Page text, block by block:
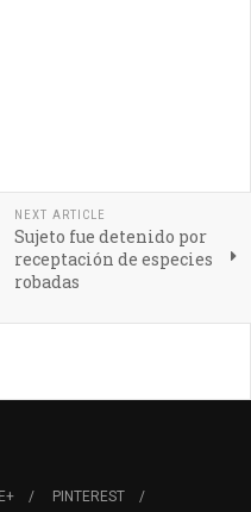
NEXT ARTICLE
Sujeto fue detenido por
receptación de especies
robadas
PINTEREST